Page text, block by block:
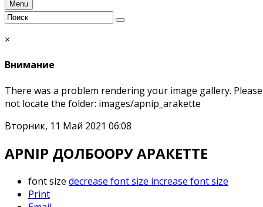
Menu
×
Внимание
There was a problem rendering your image gallery.
not locate the folder: images/apnip_arakette
Вторник, 11 Май 2021 06:08
APNIP ДОЛБООРУ АРАКЕТТЕ
font size decrease font size increase font size
Print